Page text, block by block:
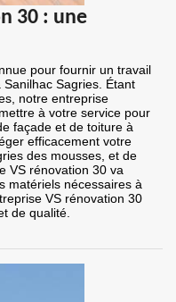
30 : une
pour fournir un travail
Sagries. Étant
notre entreprise
à votre service pour
façade et de toiture à
efficacement votre
des mousses, et de
VS rénovation 30 va
matériels nécessaires à
VS rénovation 30
de qualité.